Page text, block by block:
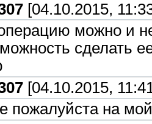
[04.10.2015,
можно и
сделать
[04.10.2015,
пожалуйста на